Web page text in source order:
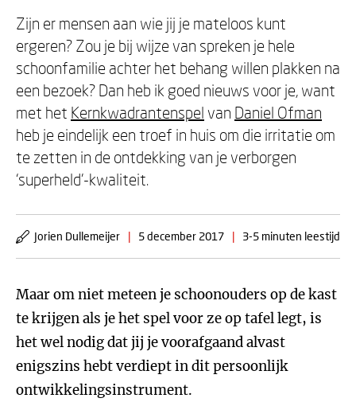
Zijn er mensen aan wie jij je mateloos kunt
ergeren? Zou je bij wijze van spreken je hele
schoonfamilie achter het behang willen plakken na
een bezoek? Dan heb ik goed nieuws voor je, want
met het Kernkwadrantenspel van Daniel Ofman
heb je eindelijk een troef in huis om die irritatie om
te zetten in de ontdekking van je verborgen
‘superheld’-kwaliteit.
Jorien Dullemeijer | 5 december 2017 | 3-5 minuten leestijd
Maar om niet meteen je schoonouders op de kast
te krijgen als je het spel voor ze op tafel legt, is
het wel nodig dat jij je voorafgaand alvast
enigszins hebt verdiept in dit persoonlijk
ontwikkelingsinstrument.